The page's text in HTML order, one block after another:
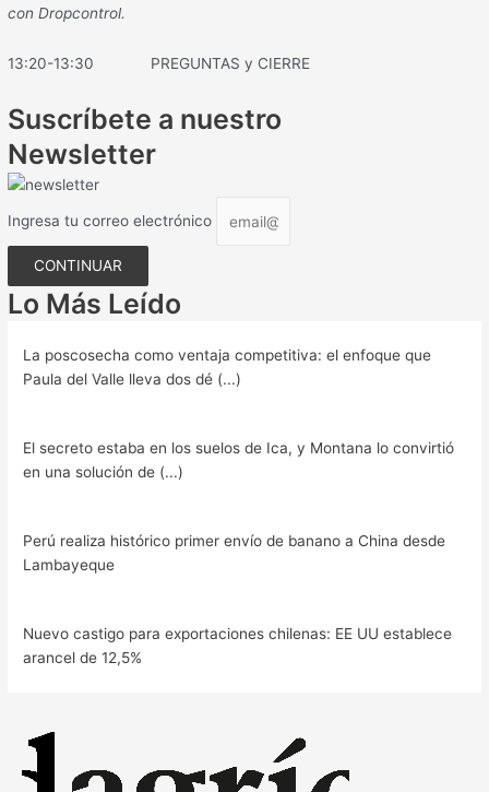
con Dropcontrol.
13:20-13:30 PREGUNTAS y CIERRE
Suscríbete a nuestro
Newsletter
Ingresa tu correo electrónico
CONTINUAR
Lo Más Leído
La poscosecha como ventaja competitiva: el enfoque que
Paula del Valle lleva dos dé (...)
El secreto estaba en los suelos de Ica, y Montana lo convirtió
en una solución de (...)
Perú realiza histórico primer envío de banano a China desde
Lambayeque
Nuevo castigo para exportaciones chilenas: EE UU establece
arancel de 12,5%